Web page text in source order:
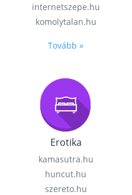
internetszepe.hu
komolytalan.hu
Tovább »
Erotika
kamasutra.hu
huncut.hu
szereto.hu